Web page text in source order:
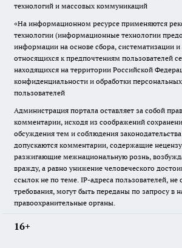
технологий и массовых коммуникаций
«На информационном ресурсе применяются
технологии (информационные технологии
информации на основе сбора, систематизации и
относящихся к предпочтениям пользователей
находящихся на территории Российской
конфиденциальности и обработки
пользователей
Администрация портала оставляет за собой
комментарии, исходя из соображений
обсуждения тем и соблюдения
допускаются комментарии, содержащие
разжигающие межнациональную рознь,
вражду, а равно унижение человеческого
ссылок не по теме. IP-адреса пользователей,
требования, могут быть переданы по запросу в
правоохранительные органы.
16+